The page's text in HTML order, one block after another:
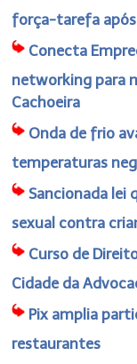
força-tarefa
Conecta
networking para
Cachoeira
Onda de frio
temperaturas
Sancionada lei
sexual contra
Curso de
Cidade da
Pix amplia
restaurantes